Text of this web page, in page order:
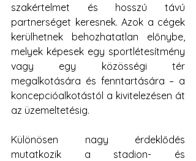
szakértelmet és hosszú távú
partnerséget keresnek. Azok a cégek
kerülhetnek behozhatatlan előnybe,
melyek képesek egy sportlétesítmény
vagy egy közösségi tér
megalkotására és fenntartására – a
koncepcióalkotástól a kivitelezésen át
az üzemeltetésig.
Különösen nagy érdeklődés
mutatkozik a stadion- és